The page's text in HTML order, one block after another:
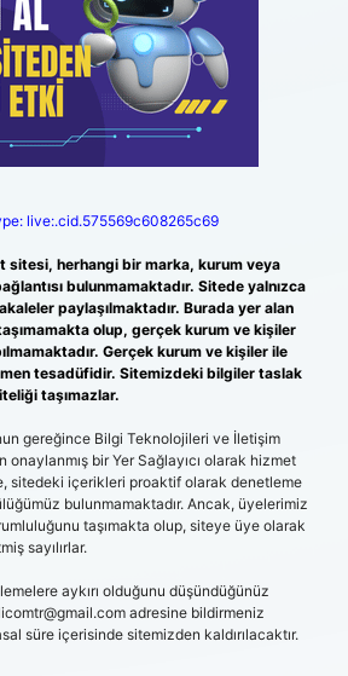
live:.cid.575569c608265c69
sitesi, herhangi bir marka, kurum veya
bulunmamaktadır. Sitede yalnızca
paylaşılmaktadır. Burada yer alan
olup, gerçek kurum ve kişiler
Gerçek kurum ve kişiler ile
tesadüfidir. Sitemizdeki bilgiler taslak
taşımazlar.
gereğince Bilgi Teknolojileri ve İletişim
onaylanmış bir Yer Sağlayıcı olarak hizmet
sitedeki içerikleri proaktif olarak denetleme
bulunmamaktadır. Ancak, üyelerimiz
taşımakta olup, siteye üye olarak
sayılırlar.
aykırı olduğunu düşündüğünüz
adresine bildirmeniz
süre içerisinde sitemizden kaldırılacaktır.